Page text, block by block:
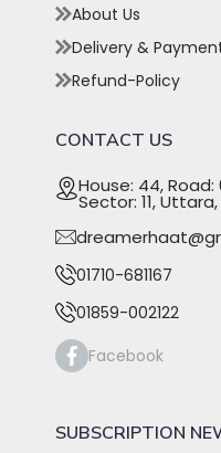
About Us
Delivery &
Refund-Policy
CONTACT US
House: 44, Road:
Sector: 11, Uttara,
01710-681167
01859-002122
Facebook
SUBSCRIPTION